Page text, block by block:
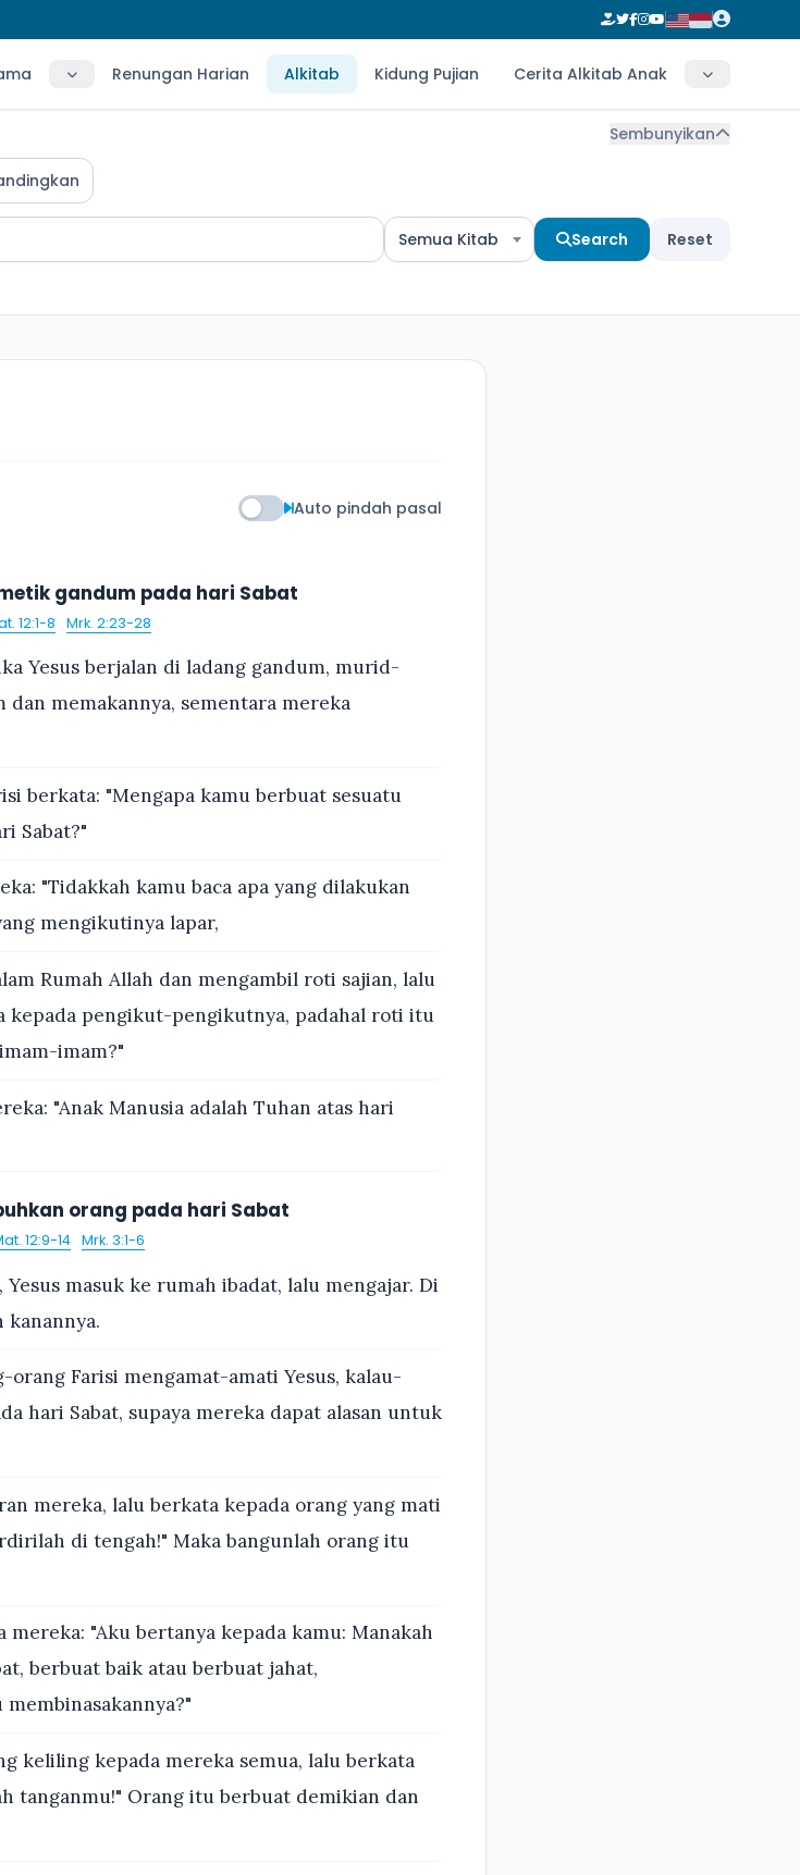
Renungan Harian Alkitab Kidung Pujian Cerita Alkitab Anak
Sembunyikan
Semua Kitab Search Reset
Auto pindah pasal
gandum pada hari Sabat
12:1-8 · Mrk. 2:23-28
Yesus berjalan di ladang gandum, murid-
memakannya, sementara mereka
berkata: "Mengapa kamu berbuat sesuatu
Sabat?"
"Tidakkah kamu baca apa yang dilakukan
mengikutinya lapar,
Rumah Allah dan mengambil roti sajian, lalu
kepada pengikut-pengikutnya, padahal roti itu
imam?"
"Anak Manusia adalah Tuhan atas hari
orang pada hari Sabat
12:9-14 · Mrk. 3:1-6
Yesus masuk ke rumah ibadat, lalu mengajar. Di
kanannya.
Farisi mengamat-amati Yesus, kalau-
hari Sabat, supaya mereka dapat alasan untuk
mereka, lalu berkata kepada orang yang mati
di tengah!" Maka bangunlah orang itu
mereka: "Aku bertanya kepada kamu: Manakah
berbuat baik atau berbuat jahat,
keliling kepada mereka semua, lalu berkata
tanganmu!" Orang itu berbuat demikian dan